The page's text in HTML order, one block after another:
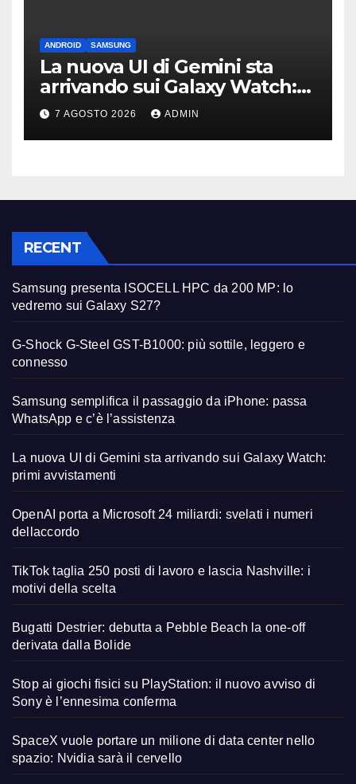
ANDROID SAMSUNG
La nuova UI di Gemini sta
arrivando sui Galaxy Watch:
primi avvistamenti
7 AGOSTO 2026 ADMIN
RECENT
Samsung presenta ISOCELL HPC da 200 MP: lo
vedremo sui Galaxy S27?
G-Shock G-Steel GST-B1000: più sottile, leggero e
connesso
Samsung semplifica il passaggio da iPhone: passa
WhatsApp e c’è l’assistenza
La nuova UI di Gemini sta arrivando sui Galaxy Watch:
primi avvistamenti
OpenAI porta a Microsoft 24 miliardi: svelati i numeri
dellaccordo
TikTok taglia 250 posti di lavoro e lascia Nashville: i
motivi della scelta
Bugatti Destrier: debutta a Pebble Beach la one-off
derivata dalla Bolide
Stop ai giochi fisici su PlayStation: il nuovo avviso di
Sony è l’ennesima conferma
SpaceX vuole portare un milione di data center nello
spazio: Nvidia sarà il cervello